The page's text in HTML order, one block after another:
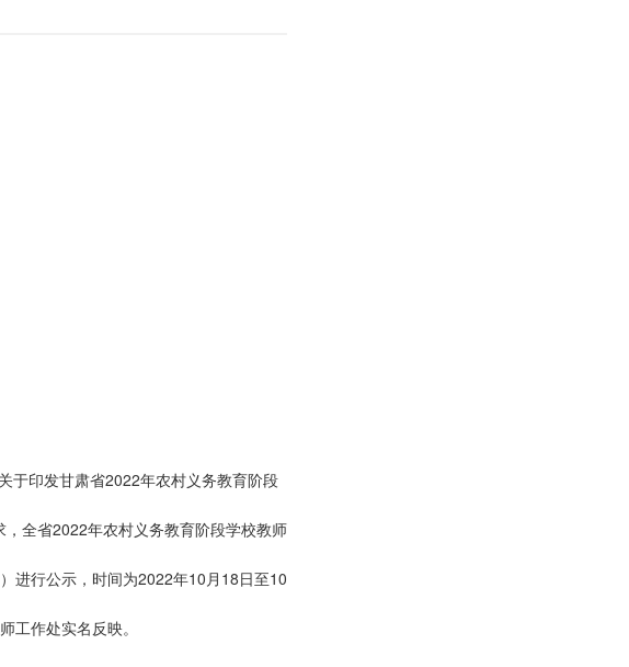
于印发甘肃省2022年农村义务教育阶段
全省2022年农村义务教育阶段学校教师
进行公示，时间为2022年10月18日至10
工作处实名反映。